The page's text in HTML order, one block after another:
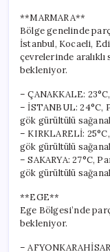
**MARMARA**
Bölge genelinde
İstanbul, Kocaeli,
çevrelerinde aralıklı
bekleniyor.
– ÇANAKKALE:
– İSTANBUL: 24°C,
gök gürültülü
– KIRKLARELİ:
gök gürültülü
– SAKARYA: 27°C,
gök gürültülü
**EGE**
Ege Bölgesi’nde
bekleniyor.
–